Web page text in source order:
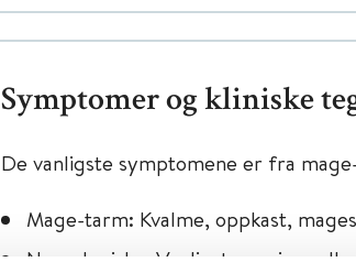
Symptomer og kliniske
De vanligste symptomene er fra
Mage-tarm: Kvalme, oppkast,
Nevrologiske: Vanligst er